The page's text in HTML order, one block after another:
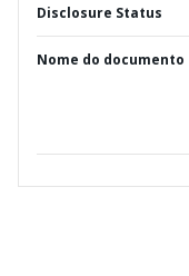
Disclosure Status
Nome do documento